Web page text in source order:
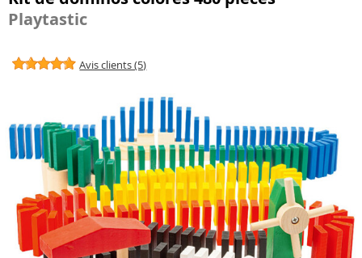
Playtastic
Avis clients (5)